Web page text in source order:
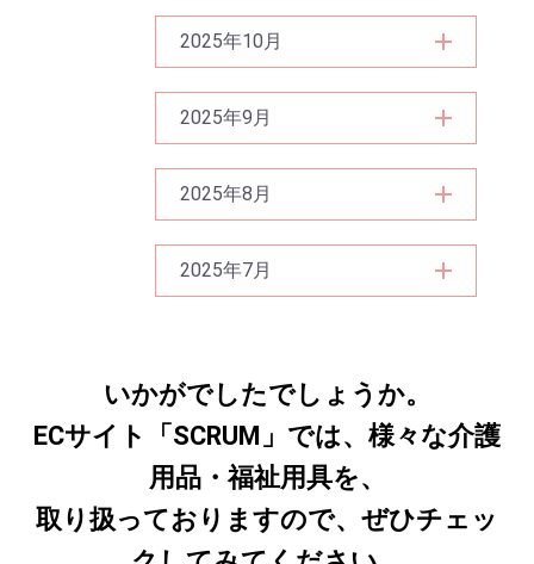
2025年10月
2025年9月
2025年8月
2025年7月
いかがでしたでしょうか。
ECサイト「SCRUM」では、様々な介護
用品・福祉用具を、
取り扱っておりますので、ぜひチェッ